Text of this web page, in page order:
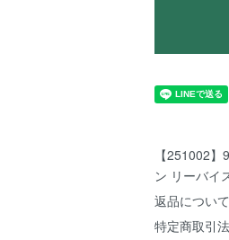
【251002
ン リーバイ
返品について
特定商取引